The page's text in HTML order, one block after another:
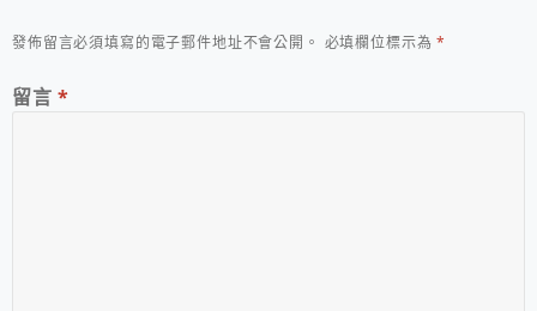
發佈留言必須填寫的電子郵件地址不會公開。 必填欄位標示為*
留言 *